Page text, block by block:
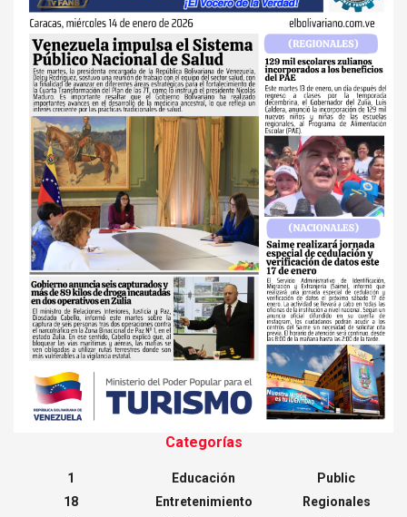
Categorías
1
18
Educación
Entretenimiento
Public
Regionales